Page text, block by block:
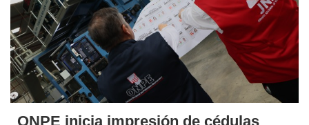
ONPE inicia impresión de cédulas